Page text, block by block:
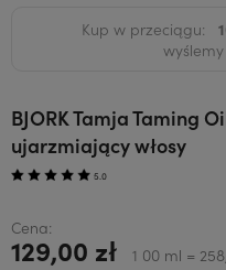
Kup w przeciągu:
BJORK Tamja Taming
ujarzmiający włosy
5.0
Cena:
129,00 zł 1 00 ml =